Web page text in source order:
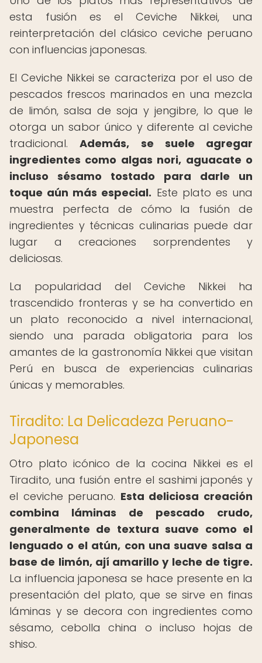
esta fusión es el Ceviche Nikkei, una
reinterpretación del clásico ceviche peruano
con influencias japonesas.
El Ceviche Nikkei se caracteriza por el uso de
pescados frescos marinados en una mezcla
de limón, salsa de soja y jengibre, lo que le
otorga un sabor único y diferente al ceviche
tradicional.Además, se suele agregar
ingredientes como algas nori, aguacate o
incluso sésamo tostado para darle un
toque aún más especial. Este plato es una
muestra perfecta de cómo la fusión de
ingredientes y técnicas culinarias puede dar
lugar a creaciones sorprendentes y
deliciosas.
La popularidad del Ceviche Nikkei ha
trascendido fronteras y se ha convertido en
un plato reconocido a nivel internacional,
siendo una parada obligatoria para los
amantes de la gastronomía Nikkei que visitan
Perú en busca de experiencias culinarias
únicas y memorables.
Tiradito: La Delicadeza Peruano-
Japonesa
Otro plato icónico de la cocina Nikkei es el
Tiradito, una fusión entre el sashimi japonés y
el ceviche peruano. Esta deliciosa creación
combina láminas de pescado crudo,
generalmente de textura suave como el
lenguado o el atún, con una suave salsa a
base de limón, ají amarillo y leche de tigre.
La influencia japonesa se hace presente en la
presentación del plato, que se sirve en finas
láminas y se decora con ingredientes como
sésamo, cebolla china o incluso hojas de
shiso.